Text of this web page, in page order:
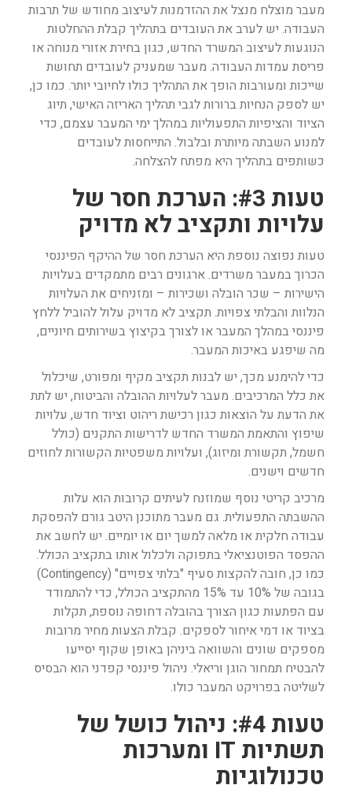
מעבר מוצלח מנצל את ההזדמנות לעיצוב מחודש של תרבות
העבודה. יש לערב את העובדים בתהליך קבלת ההחלטות
הנוגעות לעיצוב המשרד החדש, כגון בחירת אזורי מנוחה או
פריסת עמדות העבודה. מעבר שמעניק לעובדים תחושת
שייכות ומעורבות הופך את התהליך כולו לחיובי יותר. כמו כן,
יש לספק הנחיות ברורות לגבי תהליך האריזה האישי, תיוג
הציוד והציפיות התפעוליות במהלך ימי המעבר עצמם, כדי
למנוע השבתה מיותרת ובלבול. התייחסות לעובדים
כשותפים בתהליך היא מפתח להצלחה.
טעות #3: הערכת חסר של
עלויות ותקציב לא מדויק
טעות נפוצה נוספת היא הערכת חסר של ההיקף הפיננסי
הכרוך במעבר משרדים. ארגונים רבים מתמקדים בעלויות
הישירות – שכר הובלה ושכירות – ומזניחים את העלויות
הנלוות והבלתי צפויות. תקציב לא מדויק עלול להוביל ללחץ
פיננסי במהלך המעבר או לצורך בקיצוץ בשירותים חיוניים,
מה שיפגע באיכות המעבר.
כדי להימנע מכך, יש לבנות תקציב מקיף ומפורט, שיכלול
את כלל המרכיבים. מעבר לעלויות ההובלה והביטוח, יש לתת
את הדעת על הוצאות כגון רכישת ריהוט וציוד חדש, עלויות
שיפוץ והתאמת המשרד החדש לדרישות התקנים (כולל
חשמל, תקשורת ומיזוג), ועלויות משפטיות הקשורות לחוזים
חדשים וישנים.
מרכיב קריטי נוסף שמוזנח לעיתים קרובות הוא עלות
ההשבתה התפעולית. גם מעבר מתוכנן היטב גורם להפסקת
עבודה חלקית או מלאה למשך יום או יומיים. יש לחשב את
ההפסד הפוטנציאלי בתפוקה ולכלול אותו בתקציב הכולל.
כמו כן, חובה להקצות סעיף "בלתי צפויים" (Contingency)
בגובה של 10% עד 15% מהתקציב הכולל, כדי להתמודד
עם הפתעות כגון הצורך בהובלה דחופה נוספת, תקלות
בציוד או דמי איחור לספקים. קבלת הצעות מחיר מרובות
מספקים שונים והשוואה ביניהן באופן שקוף יסייעו
להבטיח תמחור הוגן וריאלי. ניהול פיננסי קפדני הוא הבסיס
לשליטה בפרויקט המעבר כולו.
טעות #4: ניהול כושל של
תשתיות IT ומערכות
טכנולוגיות